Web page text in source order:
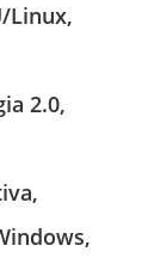
Linux,
2.0,
,
,